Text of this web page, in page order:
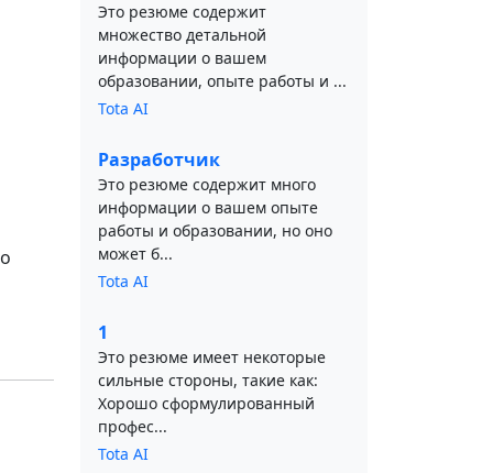
Это резюме содержит
множество детальной
информации о вашем
образовании, опыте работы и ...
Tota AI
Разработчик
Это резюме содержит много
информации о вашем опыте
работы и образовании, но оно
может б...
Tota AI
1
Это резюме имеет некоторые
сильные стороны, такие как:
Хорошо сформулированный
профес...
Tota AI